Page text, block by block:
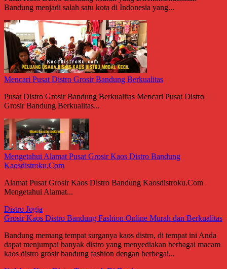
Bandung menjadi salah satu kota di Indonesia yang...
Mencari Pusat Distro Grosir Bandung Berkualitas
Pusat Distro Grosir Bandung Berkualitas Mencari Pusat Distro
Grosir Bandung Berkualitas...
Mengetahui Alamat Pusat Grosir Kaos Distro Bandung
Kaosdistroku.Com
Alamat Pusat Grosir Kaos Distro Bandung Kaosdistroku.Com
Mengetahui Alamat...
Distro Jogja
Grosir Kaos Distro Bandung Fashion Online Murah dan Berkualitas
Bandung memang tempat surganya kaos distro, di tempat ini Anda
dapat menjumpai banyak distro yang menyediakan berbagai macam
kaos distro grosir bandung fashion dengan berbegai...